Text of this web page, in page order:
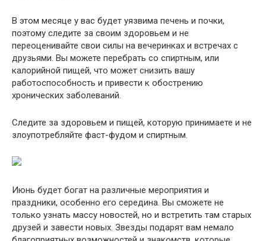
В этом месяце у вас будет уязвима печень и почки,
поэтому следите за своим здоровьем и не
переоценивайте свои силы на вечеринках и встречах с
друзьями. Вы можете перебрать со спиртным, или
калорийной пищей, что может снизить вашу
работоспособность и привести к обострению
хронических заболеваний.
Следите за здоровьем и пищей, которую принимаете и не
злоупотребляйте фаст-фудом и спиртным.
Июнь будет богат на различные мероприятия и
праздники, особенно его середина. Вы сможете не
только узнать массу новостей, но и встретить там старых
друзей и завести новых. Звезды подарят вам немало